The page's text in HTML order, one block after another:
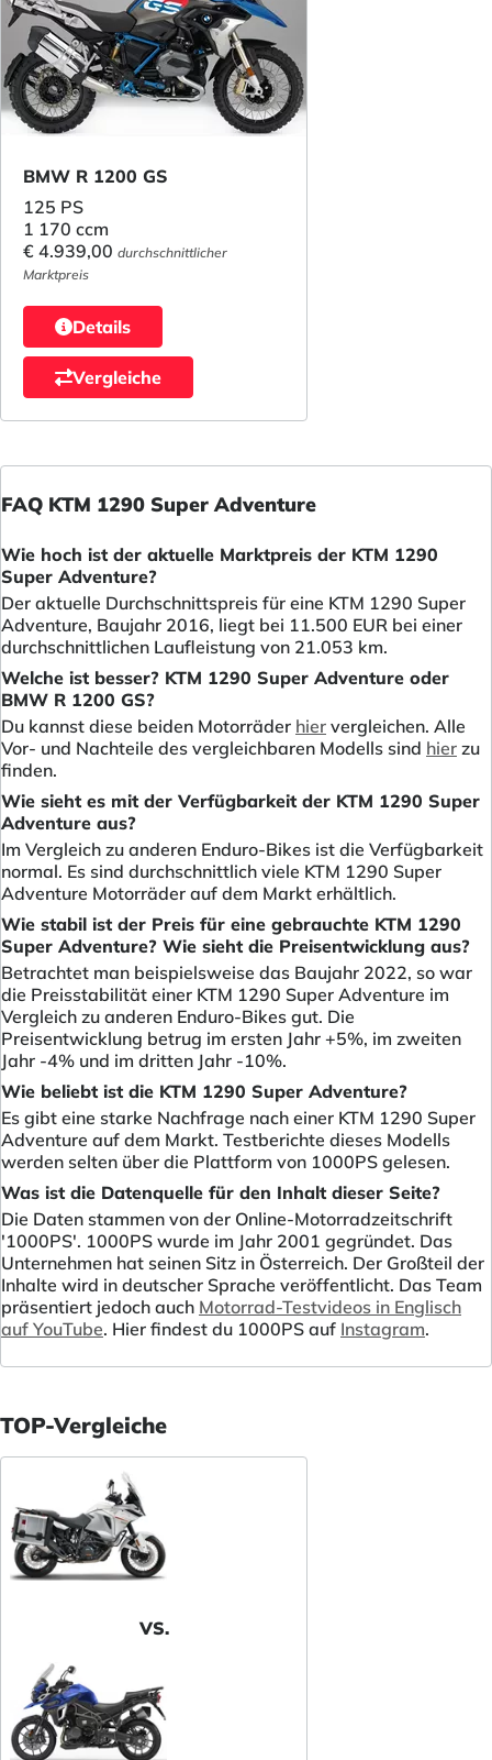
BMW R 1200 GS
125 PS
1 170 ccm
€ 4.939,00 durchschnittlicher
Marktpreis
Details
Vergleiche
FAQ KTM 1290 Super Adventure
Wie hoch ist der aktuelle Marktpreis der KTM 1290
Super Adventure?
Der aktuelle Durchschnittspreis für eine KTM 1290 Super
Adventure, Baujahr 2016, liegt bei 11.500 EUR bei einer
durchschnittlichen Laufleistung von 21.053 km.
Welche ist besser? KTM 1290 Super Adventure oder
BMW R 1200 GS?
Du kannst diese beiden Motorräder hier vergleichen. Alle
Vor- und Nachteile des vergleichbaren Modells sind hier zu
finden.
Wie sieht es mit der Verfügbarkeit der KTM 1290 Super
Adventure aus?
Im Vergleich zu anderen Enduro-Bikes ist die Verfügbarkeit
normal. Es sind durchschnittlich viele KTM 1290 Super
Adventure Motorräder auf dem Markt erhältlich.
Wie stabil ist der Preis für eine gebrauchte KTM 1290
Super Adventure? Wie sieht die Preisentwicklung aus?
Betrachtet man beispielsweise das Baujahr 2022, so war
die Preisstabilität einer KTM 1290 Super Adventure im
Vergleich zu anderen Enduro-Bikes gut. Die
Preisentwicklung betrug im ersten Jahr +5%, im zweiten
Jahr -4% und im dritten Jahr -10%.
Wie beliebt ist die KTM 1290 Super Adventure?
Es gibt eine starke Nachfrage nach einer KTM 1290 Super
Adventure auf dem Markt. Testberichte dieses Modells
werden selten über die Plattform von 1000PS gelesen.
Was ist die Datenquelle für den Inhalt dieser Seite?
Die Daten stammen von der Online-Motorradzeitschrift
'1000PS'. 1000PS wurde im Jahr 2001 gegründet. Das
Unternehmen hat seinen Sitz in Österreich. Der Großteil der
Inhalte wird in deutscher Sprache veröffentlicht. Das Team
präsentiert jedoch auch Motorrad-Testvideos in Englisch
auf YouTube. Hier findest du 1000PS auf Instagram.
TOP-Vergleiche
VS.